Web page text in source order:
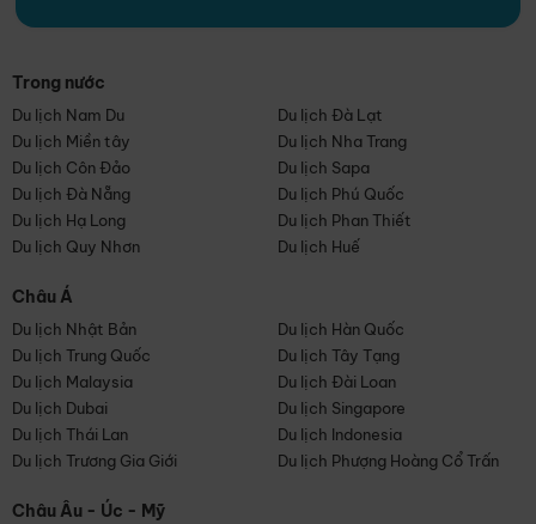
Trong nước
Du lịch Nam Du
Du lịch Đà Lạt
Du lịch Miền tây
Du lịch Nha Trang
Du lịch Côn Đảo
Du lịch Sapa
Du lịch Đà Nẵng
Du lịch Phú Quốc
Du lịch Hạ Long
Du lịch Phan Thiết
Du lịch Quy Nhơn
Du lịch Huế
Châu Á
Du lịch Nhật Bản
Du lịch Hàn Quốc
Du lịch Trung Quốc
Du lịch Tây Tạng
Du lịch Malaysia
Du lịch Đài Loan
Du lịch Dubai
Du lịch Singapore
Du lịch Thái Lan
Du lịch Indonesia
Du lịch Trương Gia Giới
Du lịch Phượng Hoàng Cổ Trấn
Châu Âu - Úc - Mỹ